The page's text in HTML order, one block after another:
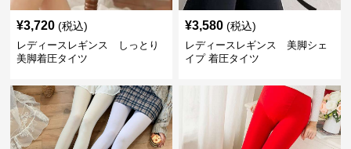
¥3,720 (税込)
レディースレギンス しっとり
美脚着圧タイツ
¥3,580 (税込)
レディースレギンス 美脚シェ
イプ 着圧タイツ